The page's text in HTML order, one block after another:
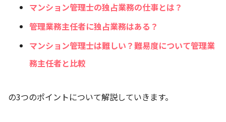
マンション管理士の独占業務の仕事とは？
管理業務主任者に独占業務はある？
マンション管理士は難しい？難易度について管理業
務主任者と比較
の3つのポイントについて解説していきます。